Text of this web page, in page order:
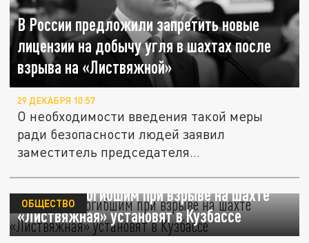
В России предложили запретить новые
лицензии на добычу угля в шахтах после
взрыва на «Листвяжной»
29 ДЕКАБРЯ 10:57
О необходимости введения такой меры
ради безопасности людей заявил
заместитель председателя
Памятник погибшим при взрыве на шахте
«Листвяжная» установят в Кузбассе
ОБЩЕСТВО